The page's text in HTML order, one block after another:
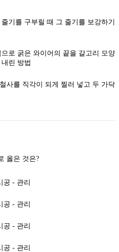
기를 구부릴 때 그 줄기를 보강하기
로 굵은 와이어의 끝을 갈고리 모양
린 방법
사를 직각이 되게 찔러 넣고 두 가닥
공 - 관리
공 - 관리
공 - 관리
공 - 관리